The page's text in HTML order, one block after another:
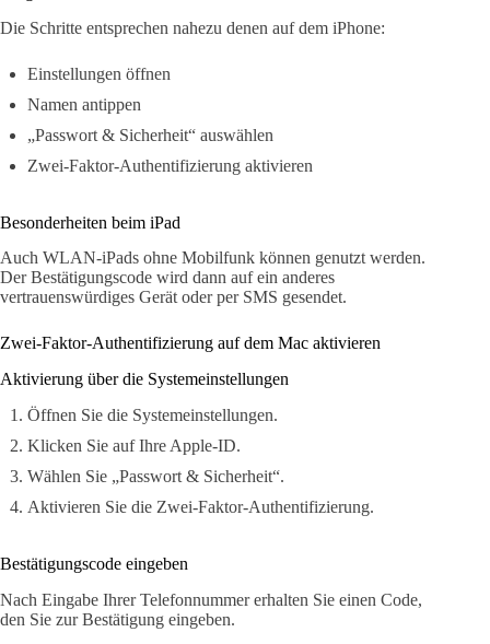
Die Schritte entsprechen nahezu denen auf dem iPhone:
Einstellungen öffnen
Namen antippen
„Passwort & Sicherheit“ auswählen
Zwei-Faktor-Authentifizierung aktivieren
Besonderheiten beim iPad
Auch WLAN-iPads ohne Mobilfunk können genutzt werden.
Der Bestätigungscode wird dann auf ein anderes
vertrauenswürdiges Gerät oder per SMS gesendet.
Zwei-Faktor-Authentifizierung auf dem Mac aktivieren
Aktivierung über die Systemeinstellungen
Öffnen Sie die Systemeinstellungen.
Klicken Sie auf Ihre Apple-ID.
Wählen Sie „Passwort & Sicherheit“.
Aktivieren Sie die Zwei-Faktor-Authentifizierung.
Bestätigungscode eingeben
Nach Eingabe Ihrer Telefonnummer erhalten Sie einen Code,
den Sie zur Bestätigung eingeben.